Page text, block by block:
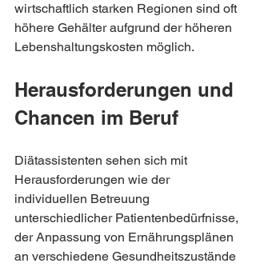
wirtschaftlich starken Regionen sind oft
höhere Gehälter aufgrund der höheren
Lebenshaltungskosten möglich.
Herausforderungen und
Chancen im Beruf
Diätassistenten sehen sich mit
Herausforderungen wie der
individuellen Betreuung
unterschiedlicher Patientenbedürfnisse,
der Anpassung von Ernährungsplänen
an verschiedene Gesundheitszustände